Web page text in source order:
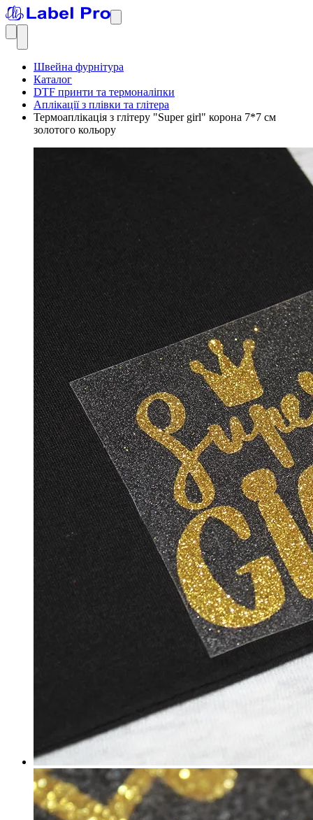
Швейна фурнітура
Каталог
DTF принти та термоналіпки
Аплікації з плівки та глітера
Термоаплікація з глітеру "Super girl" корона 7*7 см
золотого кольору